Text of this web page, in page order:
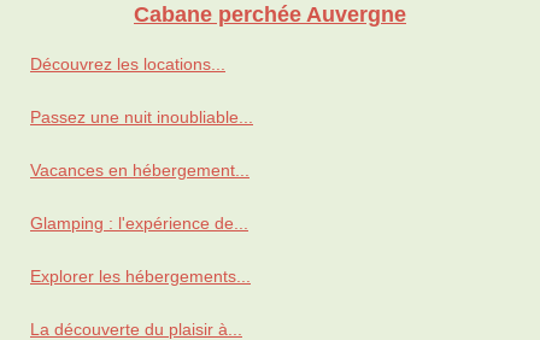
Cabane perchée Auvergne
Découvrez les locations...
Passez une nuit inoubliable...
Vacances en hébergement...
Glamping : l'expérience de...
Explorer les hébergements...
La découverte du plaisir à...